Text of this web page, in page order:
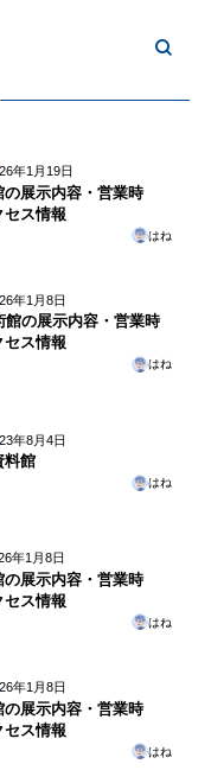
年1月19日
展示内容・営業時
セス情報
はね
年1月8日
館の展示内容・営業時
セス情報
はね
年8月4日
料館
はね
年1月8日
展示内容・営業時
セス情報
はね
年1月8日
展示内容・営業時
セス情報
はね